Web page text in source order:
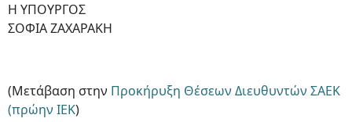
Η ΥΠΟΥΡΓΟΣ
ΣΟΦΙΑ ΖΑΧΑΡΑΚΗ
(Μετάβαση στην Προκήρυξη Θέσεων Διευθυντών ΣΑΕΚ
(πρώην ΙΕΚ)